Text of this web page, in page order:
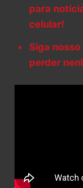
para
celular!
Siga
perder